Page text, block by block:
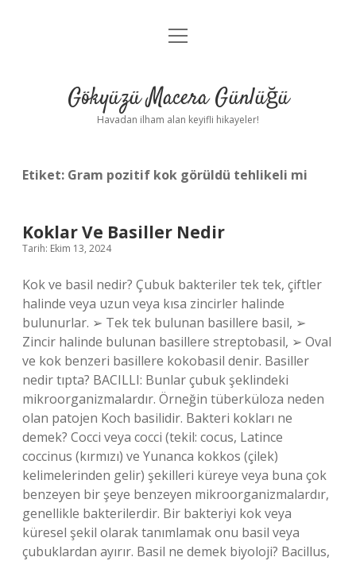
Anasayfa
Yasal Uyarı
menüyü
Gökyüzü Macera Günlüğü
Havadan ilham alan keyifli hikayeler!
Etiket: Gram pozitif kok görüldü tehlikeli mi
Koklar Ve Basiller Nedir
Tarih: Ekim 13, 2024
Kok ve basil nedir? Çubuk bakteriler tek tek, çiftler
halinde veya uzun veya kısa zincirler halinde
bulunurlar. ➢ Tek tek bulunan basillere basil, ➢
Zincir halinde bulunan basillere streptobasil, ➢ Oval
ve kok benzeri basillere kokobasil denir. Basiller
nedir tıpta? BACILLI: Bunlar çubuk şeklindeki
mikroorganizmalardır. Örneğin tüberküloza neden
olan patojen Koch basilidir. Bakteri kokları ne
demek? Cocci veya cocci (tekil: cocus, Latince
coccinus (kırmızı) ve Yunanca kokkos (çilek)
kelimelerinden gelir) şekilleri küreye veya buna çok
benzeyen bir şeye benzeyen mikroorganizmalardır,
genellikle bakterilerdir. Bir bakteriyi kok veya
küresel şekil olarak tanımlamak onu basil veya
çubuklardan ayırır. Basil ne demek biyoloji? Bacillus,